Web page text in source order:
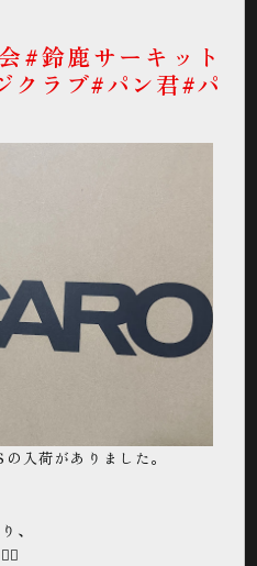
#鈴鹿サーキット
クラブ#パン君#パ
入荷がありました。
、